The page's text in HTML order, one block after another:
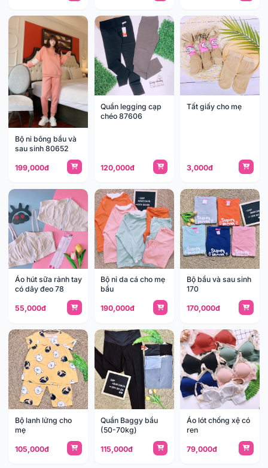
Bộ nỉ bông bầu và
sau sinh 80652
199,000đ
Quần legging cạp
chéo 87606
120,000đ
Tất giấy cho mẹ
3,000đ
Áo hút sữa rảnh tay
có dây đeo 78
55,000đ
Bộ nỉ da cá cho mẹ
bầu
190,000đ
Bộ bầu và sau sinh
170
170,000đ
Bộ lanh lửng cho
mẹ
105,000đ
Quần Baggy bầu
(50-70kg)
115,000đ
Áo lót chống xệ có
ren
79,000đ